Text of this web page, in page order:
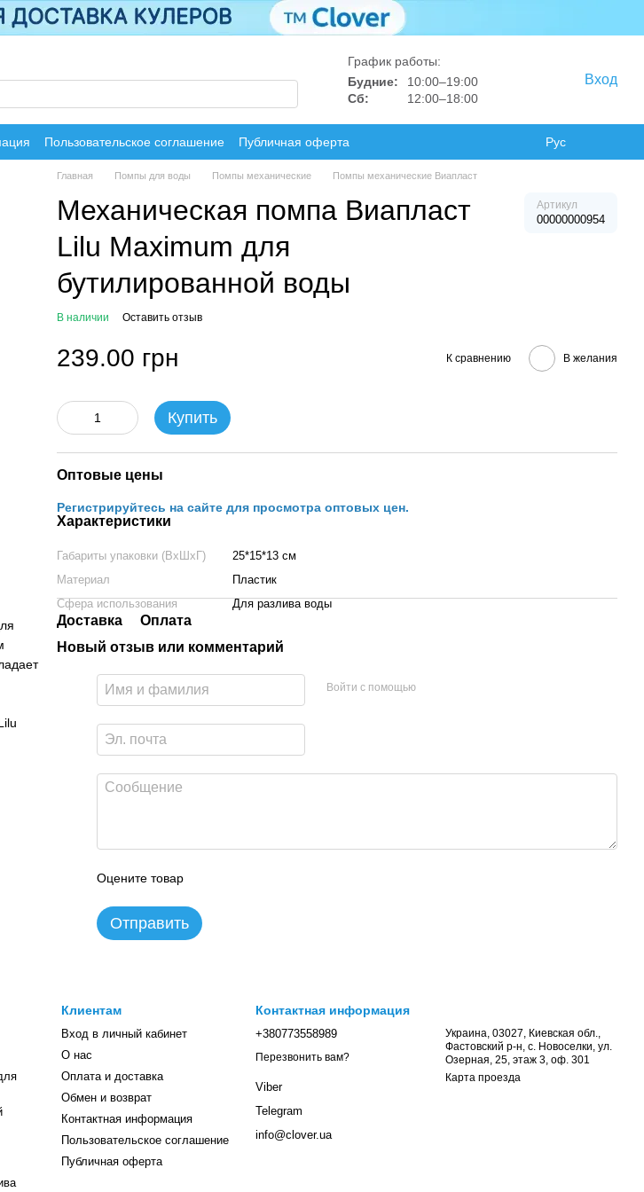
График работы:
Будние:
10:00–19:00
Сб:
12:00–18:00
Вход
Пользовательское соглашение Публичная оферта Рус
Главная Помпы для воды Помпы механические Помпы механические Виапласт
Механическая помпа Виапласт
Lilu Maximum для
бутилированной воды
Артикул
00000000954
В наличии Оставить отзыв
239.00 грн К сравнению В желания
Купить
Оптовые цены
Регистрируйтесь на сайте для просмотра оптовых цен.
Характеристики
Габариты упаковки (ВхШхГ)
25*15*13 см
Материал
Пластик
Сфера использования
Для разлива воды
Доставка
Оплата
Новый отзыв или комментарий
Войти с помощью
Оцените товар
Отправить
Клиентам
Вход в личный кабинет
О нас
Оплата и доставка
Обмен и возврат
Контактная информация
Пользовательское соглашение
Публичная оферта
Контактная информация
+380773558989
Перезвонить вам?
Viber
Telegram
info@clover.ua
Украина, 03027, Киевская обл.,
Фастовский р-н, с. Новоселки, ул.
Озерная, 25, этаж 3, оф. 301
Карта проезда